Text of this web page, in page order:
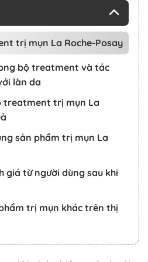
trị mụn La Roche-Posay
bộ treatment và tác
làn da
treatment trị mụn La
sản phẩm trị mụn La
giá từ người dùng sau khi
trị mụn khác trên thị